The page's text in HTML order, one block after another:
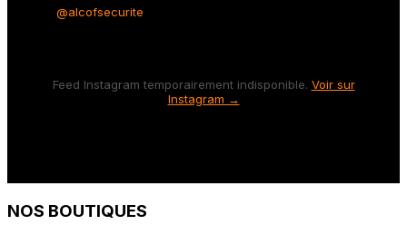
@alcofsecurite
Feed Instagram temporairement indisponible. Voir sur
Instagram →
NOS BOUTIQUES